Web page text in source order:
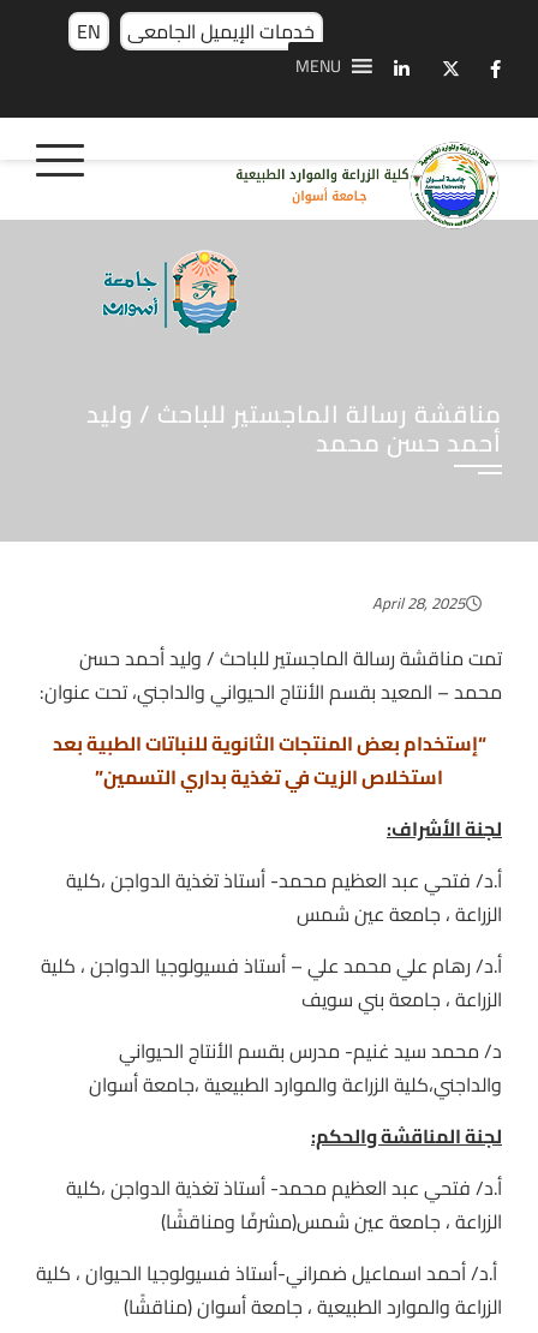
EN خدمات الإيميل الجامعى
MENU
مناقشة رسالة الماجستير للباحث / وليد
أحمد حسن محمد
April 28, 2025
تمت مناقشة رسالة الماجستير للباحث / وليد أحمد حسن
محمد – المعيد بقسم الأنتاج الحيواني والداجني، تحت عنوان:
“إستخدام بعض المنتجات الثانوية للنباتات الطبية بعد
استخلاص الزيت في تغذية بداري التسمين”
لجنة الأشراف:
أ.د/ فتحي عبد العظيم محمد- أستاذ تغذية الدواجن ،كلية
الزراعة ، جامعة عين شمس
أ.د/ رهام علي محمد علي – أستاذ فسيولوجيا الدواجن ، كلية
الزراعة ، جامعة بني سويف
د/ محمد سيد غنيم- مدرس بقسم الأنتاج الحيواني
والداجني،كلية الزراعة والموارد الطبيعية ،جامعة أسوان
لجنة المناقشة والحكم:
أ.د/ فتحي عبد العظيم محمد- أستاذ تغذية الدواجن ،كلية
الزراعة ، جامعة عين شمس(مشرفًا ومناقشًا)
أ.د/ أحمد اسماعيل ضمراني-أستاذ فسيولوجيا الحيوان ، كلية
الزراعة والموارد الطبيعية ، جامعة أسوان (مناقشًا)